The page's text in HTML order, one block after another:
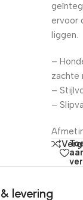
ervoor
liggen.
–
zachte
–
–
levering